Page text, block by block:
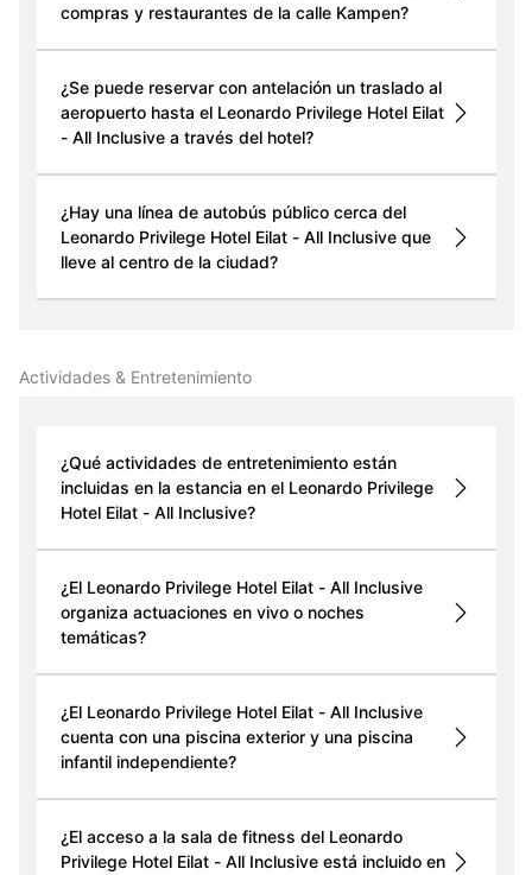
compras y restaurantes de la calle Kampen?
¿Se puede reservar con antelación un traslado al
aeropuerto hasta el Leonardo Privilege Hotel Eilat
- All Inclusive a través del hotel?
¿Hay una línea de autobús público cerca del
Leonardo Privilege Hotel Eilat - All Inclusive que
lleve al centro de la ciudad?
Actividades & Entretenimiento
¿Qué actividades de entretenimiento están
incluidas en la estancia en el Leonardo Privilege
Hotel Eilat - All Inclusive?
¿El Leonardo Privilege Hotel Eilat - All Inclusive
organiza actuaciones en vivo o noches
temáticas?
¿El Leonardo Privilege Hotel Eilat - All Inclusive
cuenta con una piscina exterior y una piscina
infantil independiente?
¿El acceso a la sala de fitness del Leonardo
Privilege Hotel Eilat - All Inclusive está incluido en